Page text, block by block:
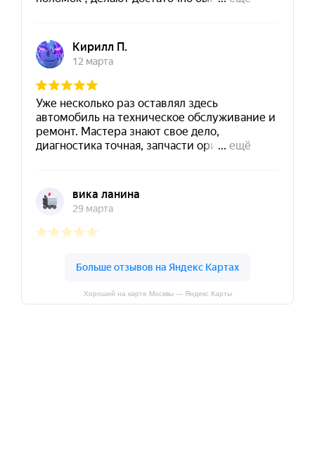
Хороший на карте Москвы — Яндекс Карты